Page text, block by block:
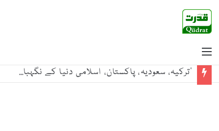
‘ترکیہ، سعودیہ، پاکستان، اسلامی دنیا کے نگہبان’، خصوصی نغمہ جاری